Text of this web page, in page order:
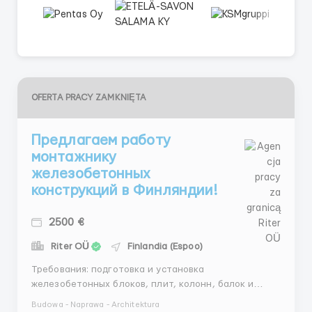
OFERTA PRACY ZAMKNIĘTA
Предлагаем работу
монтажнику
железобетонных
конструкций в Финляндии!
2500 €
Riter OÜ Finlandia (Espoo)
Требования: подготовка и установка
железобетонных блоков, плит, колонн, балок и
Budowa - Naprawa - Architektura